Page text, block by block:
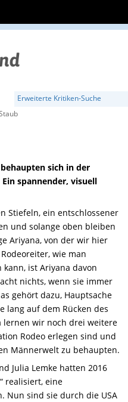
Erweiterte Kritiken-Suche
sich in der
spannender, visuell
Stiefeln, ein entschlossener
und solange oben bleiben
Ariyana, von der wir hier
wie man
kann, istAriyana davon
nichts, wenn sie immer
gehört dazu, Hauptsache
lang auf dem Rücken des
lernen wir noch drei weitere
Rodeo erlegen sind und
Männerwelt zu behaupten.
Julia Lemke hatten 2016
realisiert, eine
Nun sind sie durch die USA